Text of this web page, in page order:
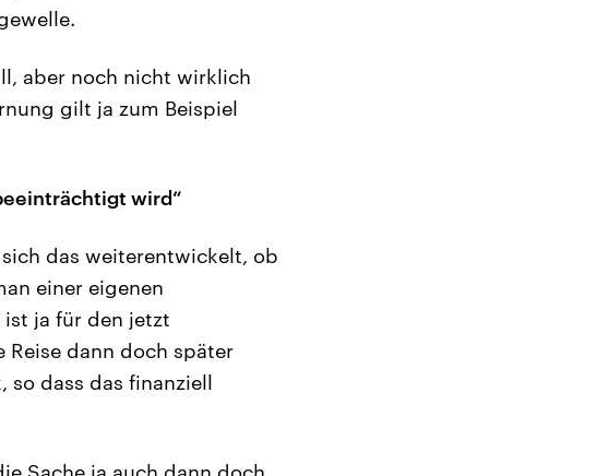
aber noch nicht wirklich
gilt ja zum Beispiel
wird“
das weiterentwickelt, ob
einer eigenen
ist ja für den jetzt
dann doch später
so dass das finanziell